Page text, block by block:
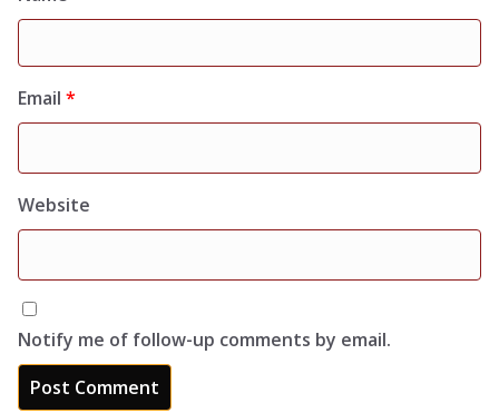
Email *
Website
Notify me of follow-up comments by email.